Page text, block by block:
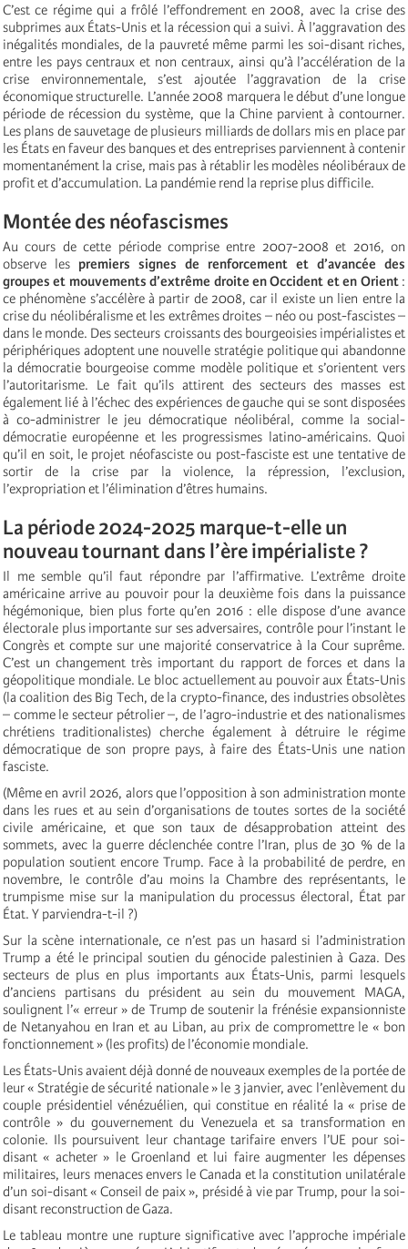
C’est ce régime qui a frôlé l’effondrement en 2008, avec la crise des
subprimes aux États-Unis et la récession qui a suivi. À l’aggravation des
inégalités mondiales, de la pauvreté même parmi les soi-disant riches,
entre les pays centraux et non centraux, ainsi qu’à l’accélération de la
crise environnementale, s’est ajoutée l’aggravation de la crise
économique structurelle. L’année 2008 marquera le début d’une longue
période de récession du système, que la Chine parvient à contourner.
Les plans de sauvetage de plusieurs milliards de dollars mis en place par
les États en faveur des banques et des entreprises parviennent à contenir
momentanément la crise, mais pas à rétablir les modèles néolibéraux de
profit et d’accumulation. La pandémie rend la reprise plus difficile.
Montée des néofascismes
Au cours de cette période comprise entre 2007-2008 et 2016, on
observe les premiers signes de renforcement et d’avancée des
groupes et mouvements d’extrême droite en Occident et en Orient :
ce phénomène s’accélère à partir de 2008, car il existe un lien entre la
crise du néolibéralisme et les extrêmes droites – néo ou post-fascistes –
dans le monde. Des secteurs croissants des bourgeoisies impérialistes et
périphériques adoptent une nouvelle stratégie politique qui abandonne
la démocratie bourgeoise comme modèle politique et s’orientent vers
l’autoritarisme. Le fait qu’ils attirent des secteurs des masses est
également lié à l’échec des expériences de gauche qui se sont disposées
à co-administrer le jeu démocratique néolibéral, comme la social-
démocratie européenne et les progressismes latino-américains. Quoi
qu’il en soit, le projet néofasciste ou post-fasciste est une tentative de
sortir de la crise par la violence, la répression, l’exclusion,
l’expropriation et l’élimination d’êtres humains.
La période 2024-2025 marque-t-elle un
nouveau tournant dans l’ère impérialiste ?
Il me semble qu’il faut répondre par l’affirmative. L’extrême droite
américaine arrive au pouvoir pour la deuxième fois dans la puissance
hégémonique, bien plus forte qu’en 2016 : elle dispose d’une avance
électorale plus importante sur ses adversaires, contrôle pour l’instant le
Congrès et compte sur une majorité conservatrice à la Cour suprême.
C’est un changement très important du rapport de forces et dans la
géopolitique mondiale. Le bloc actuellement au pouvoir aux États-Unis
(la coalition des Big Tech, de la crypto-finance, des industries obsolètes
– comme le secteur pétrolier –, de l’agro-industrie et des nationalismes
chrétiens traditionalistes) cherche également à détruire le régime
démocratique de son propre pays, à faire des États-Unis une nation
fasciste.
(Même en avril 2026, alors que l’opposition à son administration monte
dans les rues et au sein d’organisations de toutes sortes de la société
civile américaine, et que son taux de désapprobation atteint des
sommets, avec la guerre déclenchée contre l’Iran, plus de 30 % de la
population soutient encore Trump. Face à la probabilité de perdre, en
novembre, le contrôle d’au moins la Chambre des représentants, le
trumpisme mise sur la manipulation du processus électoral, État par
État. Y parviendra-t-il ?)
Sur la scène internationale, ce n’est pas un hasard si l’administration
Trump a été le principal soutien du génocide palestinien à Gaza. Des
secteurs de plus en plus importants aux États-Unis, parmi lesquels
d’anciens partisans du président au sein du mouvement MAGA,
soulignent l’« erreur » de Trump de soutenir la frénésie expansionniste
de Netanyahou en Iran et au Liban, au prix de compromettre le « bon
fonctionnement » (les profits) de l’économie mondiale.
Les États-Unis avaient déjà donné de nouveaux exemples de la portée de
leur « Stratégie de sécurité nationale » le 3 janvier, avec l’enlèvement du
couple présidentiel vénézuélien, qui constitue en réalité la « prise de
contrôle » du gouvernement du Venezuela et sa transformation en
colonie. Ils poursuivent leur chantage tarifaire envers l’UE pour soi-
disant « acheter » le Groenland et lui faire augmenter les dépenses
militaires, leurs menaces envers le Canada et la constitution unilatérale
d’un soi-disant « Conseil de paix », présidé à vie par Trump, pour la soi-
disant reconstruction de Gaza.
Le tableau montre une rupture significative avec l’approche impériale